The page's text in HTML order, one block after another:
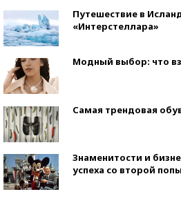
Путешествие в
«Интерстеллара»
Модный выбор: что
Самая трендовая
Знаменитости и
успеха со второй